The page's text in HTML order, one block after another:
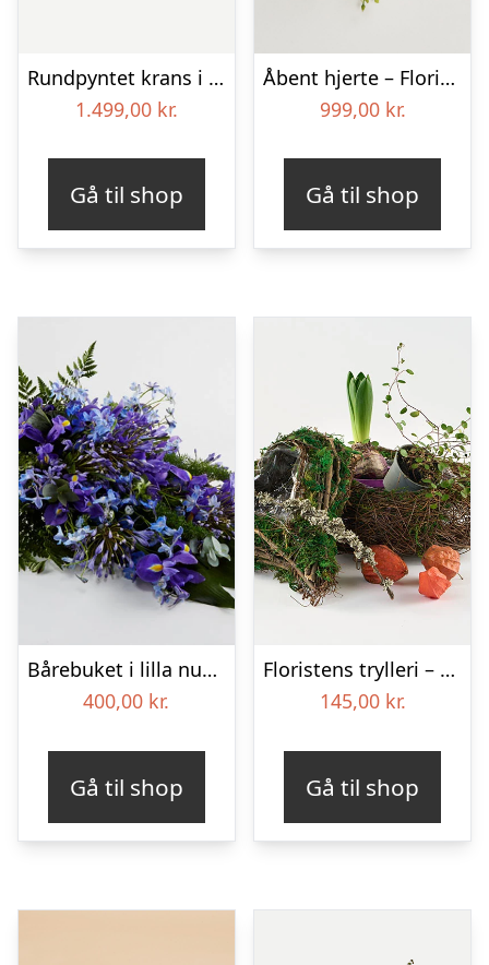
Rundpyntet krans i klassisk stil – pink
1.499,00 kr.
Gå til shop
Åbent hjerte – Floristens kreative valg
999,00 kr.
Gå til shop
Bårebuket i lilla nuancer – Blomster til begravelse
400,00 kr.
Gå til shop
Floristens trylleri – gravpynt – Blomster til begravelse
145,00 kr.
Gå til shop